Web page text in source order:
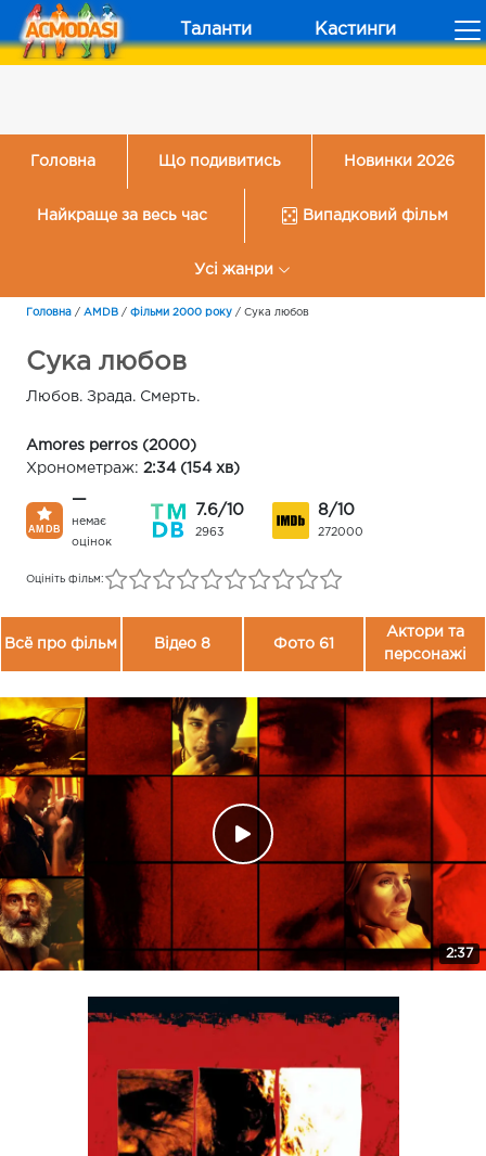
Таланти Кастинги
Головна Що подивитись Новинки 2026
Найкраще за весь час Випадковий фільм
Усі жанри
Головна / AMDB / Фільми 2000 року / Сука любов
Сука любов
Любов. Зрада. Смерть.
Amores perros (2000)
Хронометраж: 2:34 (154 хв)
—
немає
оцінок
7.6/10
2963
8/10
272000
Оцініть фільм:
Всё про фільм Відео 8 Фото 61
Актори та
персонажі
2:37